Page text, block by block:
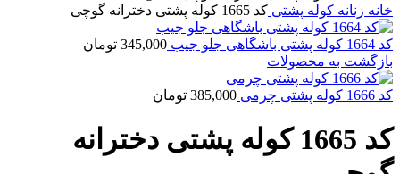
خانه زنانه کوله پشتی کد 1665 کوله پشتی دخترانه گوچی
کد 1664 کوله پشتی باشگاهی جلو جیب 345,000 تومان
بازگشت به محصولات
کد 1666 کوله پشتی چرمی 385,000 تومان
کد 1665 کوله پشتی دخترانه